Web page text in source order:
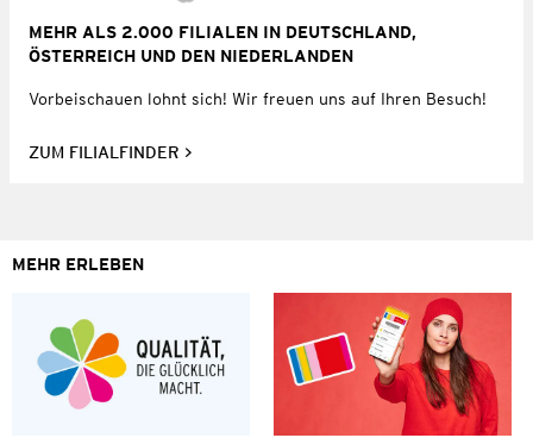
MEHR ALS 2.000 FILIALEN IN DEUTSCHLAND,
ÖSTERREICH UND DEN NIEDERLANDEN
Vorbeischauen lohnt sich! Wir freuen uns auf Ihren Besuch!
ZUM FILIALFINDER
MEHR ERLEBEN